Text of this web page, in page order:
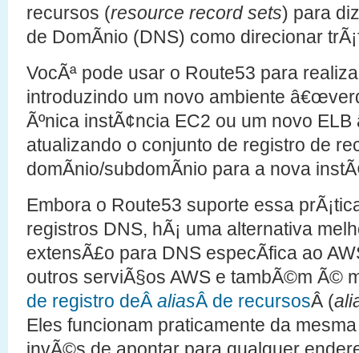
recursos (resource record sets) para
de DomÃ­nio (DNS) como direcionar
VocÃª pode usar o Route53 para
introduzindo um novo ambiente
Ãºnica instÃ¢ncia EC2 ou um novo ELB
atualizando o conjunto de registro de
domÃ­nio/subdomÃ­nio para a nova
Embora o Route53 suporte essa
registros DNS, hÃ¡ uma alternativa
extensÃ£o para DNS especÃ­fica ao
outros serviÃ§os AWS e tambÃ©m Ã©
de registro deÂ aliasÂ de recursosÂ (
Eles funcionam praticamente da
invÃ©s de apontar para qualquer